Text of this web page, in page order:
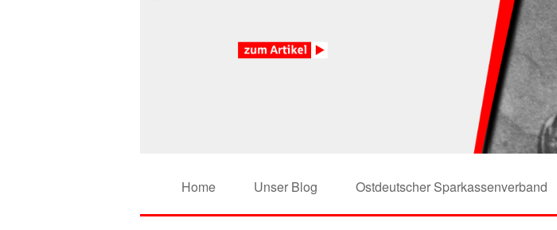
Home Unser Blog Ostdeutscher Sparkassenverband